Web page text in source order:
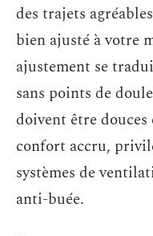
des trajets
bien ajusté à votre
ajustement se
sans points de
doivent être
confort accru,
systèmes de
anti-buée.